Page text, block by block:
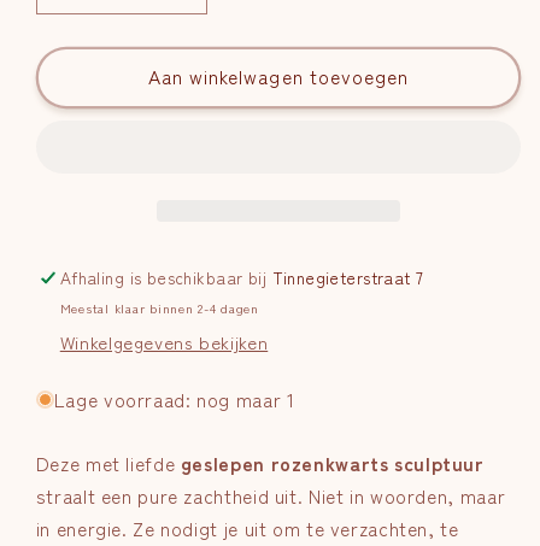
verlagen
voor
Rozenkwarts
Sculptuur
verhogen
voor
Rozenkwarts
Sculptuur
Aan winkelwagen toevoegen
Afhaling is beschikbaar bij Tinnegieterstraat 7
Meestal klaar binnen 2-4 dagen
Winkelgegevens bekijken
Lage voorraad: nog maar 1
Deze met liefde geslepen rozenkwarts sculptuur
straalt een pure zachtheid uit. Niet in woorden, maar
in energie. Ze nodigt je uit om te verzachten, te